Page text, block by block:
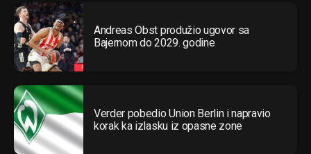
Andreas Obst produžio ugovor sa
Bajernom do 2029. godine
Verder pobedio Union Berlin i napravio
korak ka izlasku iz opasne zone
Reddit